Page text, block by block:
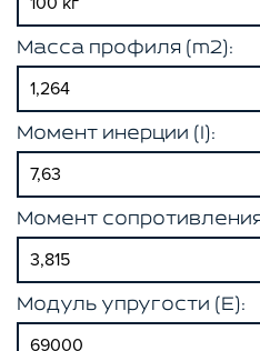
Масса профиля (m2):
Момент инерции (I):
Момент
Модуль упругости (E):